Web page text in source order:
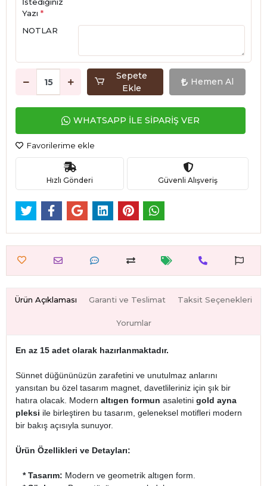
Yazı *
NOTLAR
Sepete
Ekle
Hemen Al
WHATSAPP İLE SİPARİŞ VER
Favorilerime ekle
Hızlı Gönderi Güvenli Alışveriş
Ürün Açıklaması Garanti ve Teslimat Taksit Seçenekleri
Yorumlar
En az 15 adet olarak hazırlanmaktadır.
Sünnet düğününüzün zarafetini ve unutulmaz anlarını
yansıtan bu özel tasarım magnet, davetlileriniz için şık bir
hatıra olacak. Modern altıgen formun asaletini gold ayna
pleksi ile birleştiren bu tasarım, geleneksel motifleri modern
bir bakış açısıyla sunuyor.
Ürün Özellikleri ve Detayları:
* Tasarım: Modern ve geometrik altıgen form.